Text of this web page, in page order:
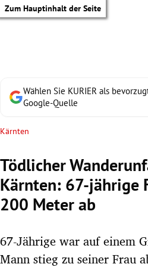
Zum Hauptinhalt der Seite
Untermenü
Wählen Sie KURIER als
Google-Quelle
Kärnten
Tödlicher
Kärnten: 67-jährige
200 Meter ab
67-Jährige war auf einem
Mann stieg zu seiner Frau